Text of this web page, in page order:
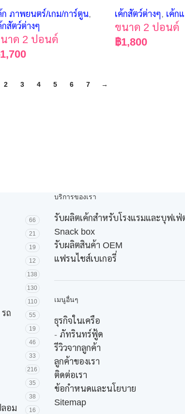
ก ภาพยนตร์/เกม/การ์ตูน,
กสัตว์ต่างๆ
าด 2 ปอนด์
1,700
เค้กสัตว์ต่างๆ, เค้ก
ขนาด 2 ปอนด์
฿1,800
2 3 4 5 6 7 →
66
21
19
12
138
130
110
ถ 55
19
46
33
216
35
38
ลอม 16
บริการของเรา
รับผลิตเค้กสำหรับโรงแรมและบุฟเฟ่
Snack box
รับผลิตสินค้า OEM
แฟรนไชส์เบเกอรี่
เมนูอื่นๆ
ธุรกิจในเครือ
- ภัทรินทร์ฟู้ด
รีวิวจากลูกค้า
ลูกค้าของเรา
ติดต่อเรา
ข้อกำหนดและนโยบาย
Sitemap